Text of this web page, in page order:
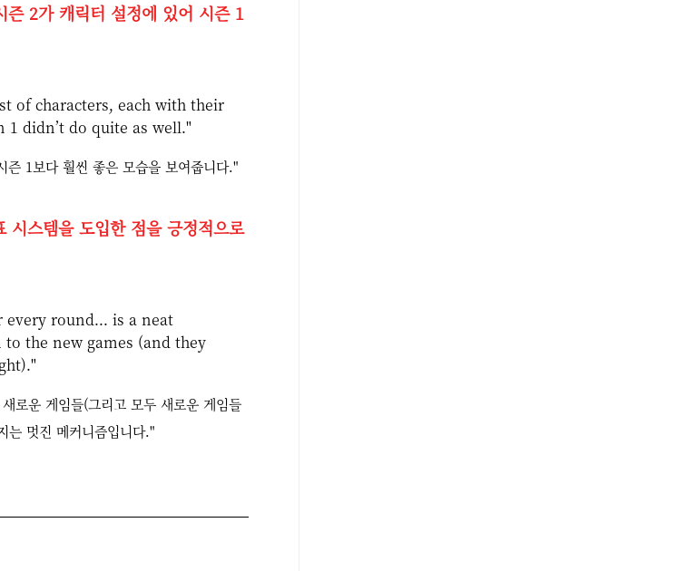
즌 2가 캐릭터 설정에 있어 시즌 1
of characters, each with their
didn’t do quite as well."
1보다 훨씬 좋은 모습을 보여줍니다."
시스템을 도입한 점을 긍정적으로
round... is a neat
the new games (and they
로운 게임들(그리고 모두 새로운 게임들
는 멋진 메커니즘입니다."